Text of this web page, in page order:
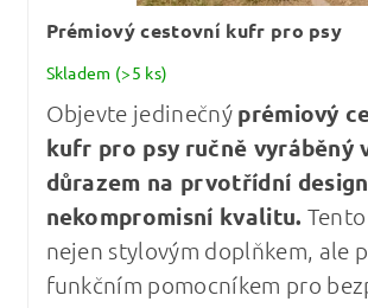
Prémiový cestovní kufr pro psy
Skladem (>5 ks)
Objevte jedinečný prémiový
kufr pro psy ručně vyráběný
důrazem na prvotřídní
nekompromisní kvalitu.
nejen stylovým doplňkem, ale
funkčním pomocníkem pro